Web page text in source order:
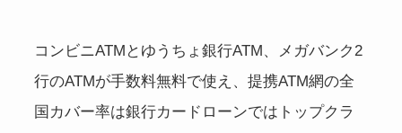
コンビニATMとゆうちょ銀行ATM、メガバンク2
行のATMが手数料無料で使え、提携ATM網の全
国カバー率は銀行カードローンではトップクラ